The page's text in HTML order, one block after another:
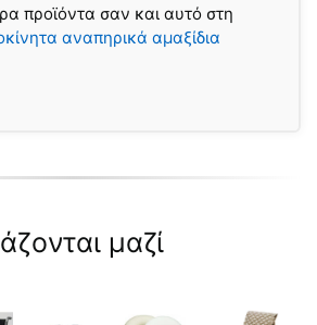
προϊόντα σαν και αυτό στη
αναπηρικά αμαξίδια
μαζί